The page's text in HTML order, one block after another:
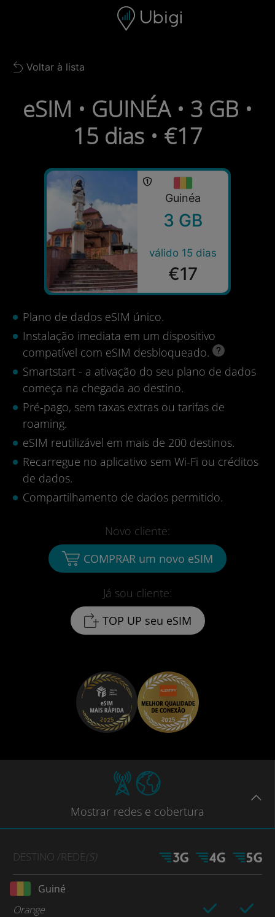
Barra de navegação
Back to list
Voltar à lista
eSIM • GUINÉA • 3 GB •
15 dias • €17
Guinéa
3 GB
válido 15 dias
€17
Plano de dados eSIM único.
Instalação imediata em um dispositivo
compatível com eSIM desbloqueado.
Smartstart - a ativação do seu plano de dados
começa na chegada ao destino.
Pré-pago, sem taxas extras ou tarifas de
roaming.
eSIM reutilizável em mais de 200 destinos.
Recarregue no aplicativo sem Wi-Fi ou créditos
de dados.
Compartilhamento de dados permitido.
Já sou cliente:
TOP UP seu eSIM
Novo cliente:
COMPRAR um novo eSIM
Mostrar redes e cobertura
DESTINO /REDE(S)
Guiné
Orange